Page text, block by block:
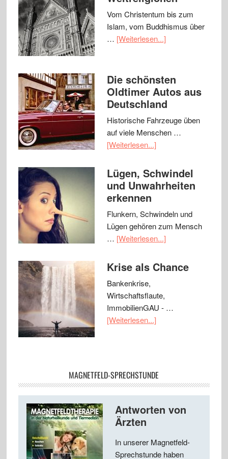
Vom Christentum bis zum
Islam, vom Buddhismus über
… [Weiterlesen...]
Die schönsten
Oldtimer Autos aus
Deutschland
Historische Fahrzeuge üben
auf viele Menschen …
[Weiterlesen...]
Lügen, Schwindel
und Unwahrheiten
erkennen
Flunkern, Schwindeln und
Lügen gehören zum Mensch
… [Weiterlesen...]
Krise als Chance
Bankenkrise,
Wirtschaftsflaute,
ImmobilienGAU - …
[Weiterlesen...]
MAGNETFELD-SPRECHSTUNDE
Antworten von
Ärzten
In unserer Magnetfeld-
Sprechstunde haben